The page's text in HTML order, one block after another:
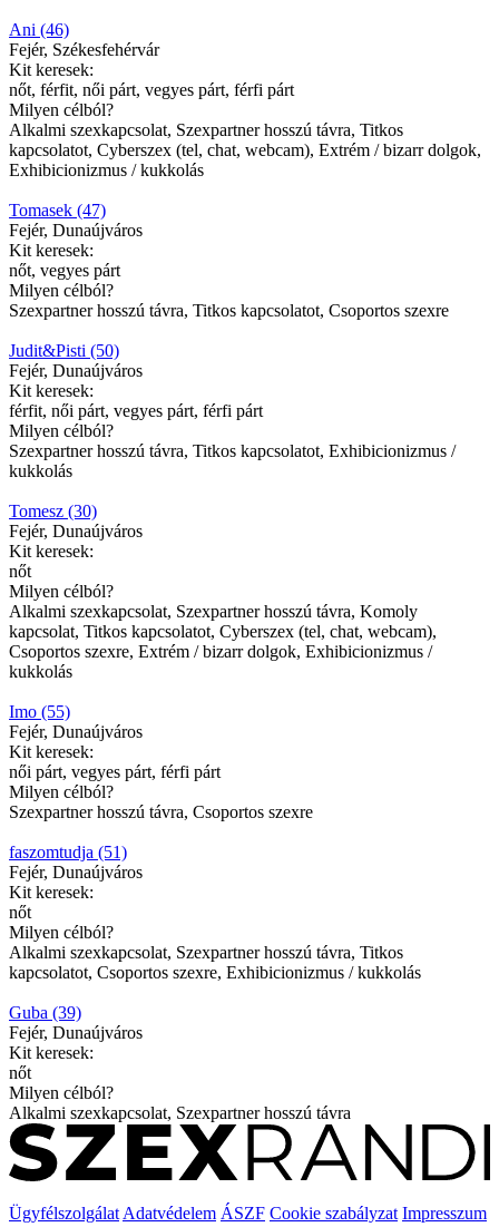
Ani (46)
Fejér, Székesfehérvár
Kit keresek:
nőt, férfit, női párt, vegyes párt, férfi párt
Milyen célból?
Alkalmi szexkapcsolat, Szexpartner hosszú távra, Titkos
kapcsolatot, Cyberszex (tel, chat, webcam), Extrém / bizarr dolgok,
Exhibicionizmus / kukkolás
Tomasek (47)
Fejér, Dunaújváros
Kit keresek:
nőt, vegyes párt
Milyen célból?
Szexpartner hosszú távra, Titkos kapcsolatot, Csoportos szexre
Judit&Pisti (50)
Fejér, Dunaújváros
Kit keresek:
férfit, női párt, vegyes párt, férfi párt
Milyen célból?
Szexpartner hosszú távra, Titkos kapcsolatot, Exhibicionizmus /
kukkolás
Tomesz (30)
Fejér, Dunaújváros
Kit keresek:
nőt
Milyen célból?
Alkalmi szexkapcsolat, Szexpartner hosszú távra, Komoly
kapcsolat, Titkos kapcsolatot, Cyberszex (tel, chat, webcam),
Csoportos szexre, Extrém / bizarr dolgok, Exhibicionizmus /
kukkolás
Imo (55)
Fejér, Dunaújváros
Kit keresek:
női párt, vegyes párt, férfi párt
Milyen célból?
Szexpartner hosszú távra, Csoportos szexre
faszomtudja (51)
Fejér, Dunaújváros
Kit keresek:
nőt
Milyen célból?
Alkalmi szexkapcsolat, Szexpartner hosszú távra, Titkos
kapcsolatot, Csoportos szexre, Exhibicionizmus / kukkolás
Guba (39)
Fejér, Dunaújváros
Kit keresek:
nőt
Milyen célból?
Alkalmi szexkapcsolat, Szexpartner hosszú távra
Ügyfélszolgálat Adatvédelem ÁSZF Cookie szabályzat Impresszum